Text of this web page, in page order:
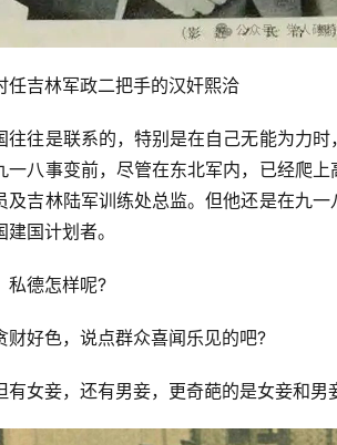
任吉林军政二把手的汉奸熙洽
往往是联系的，特别是在自己无能为力
一八事变前，尽管在东北军内，已经爬
及吉林陆军训练处总监。但他还是在九
国计划者。
私德怎样呢?
财好色，说点群众喜闻乐见的吧?
有女妾，还有男妾，更奇葩的是女妾和男